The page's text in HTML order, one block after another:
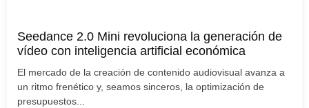
Seedance 2.0 Mini revoluciona la generación de
vídeo con inteligencia artificial económica
El mercado de la creación de contenido audiovisual avanza a
un ritmo frenético y, seamos sinceros, la optimización de
presupuestos...